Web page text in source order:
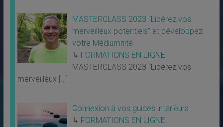
MASTERCLASS 2023 “Libérez vos
merveilleux potentiels” et développez
votre Médiumnité
↳ FORMATIONS EN LIGNE
MASTERCLASS 2023 “Libérez vos
merveilleux […]
Connexion à vos guides intérieurs
↳ FORMATIONS EN LIGNE